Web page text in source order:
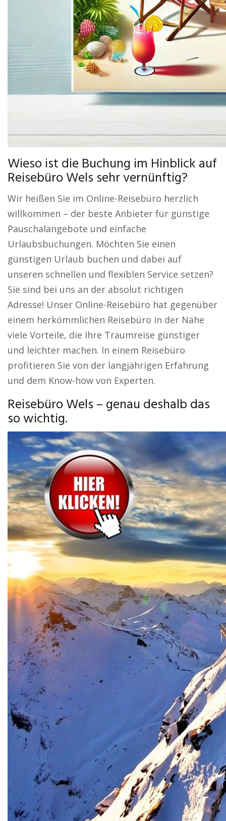
Wieso ist die Buchung im Hinblick auf
Reisebüro Wels sehr vernünftig?
Wir heißen Sie im Online-Reisebüro herzlich
willkommen – der beste Anbieter für günstige
Pauschalangebote und einfache
Urlaubsbuchungen. Möchten Sie einen
günstigen Urlaub buchen und dabei auf
unseren schnellen und flexiblen Service setzen?
Sie sind bei uns an der absolut richtigen
Adresse! Unser Online-Reisebüro hat gegenüber
einem herkömmlichen Reisebüro in der Nähe
viele Vorteile, die Ihre Traumreise günstiger
und leichter machen. In einem Reisebüro
profitieren Sie von der langjährigen Erfahrung
und dem Know-how von Experten.
Reisebüro Wels – genau deshalb das
so wichtig.